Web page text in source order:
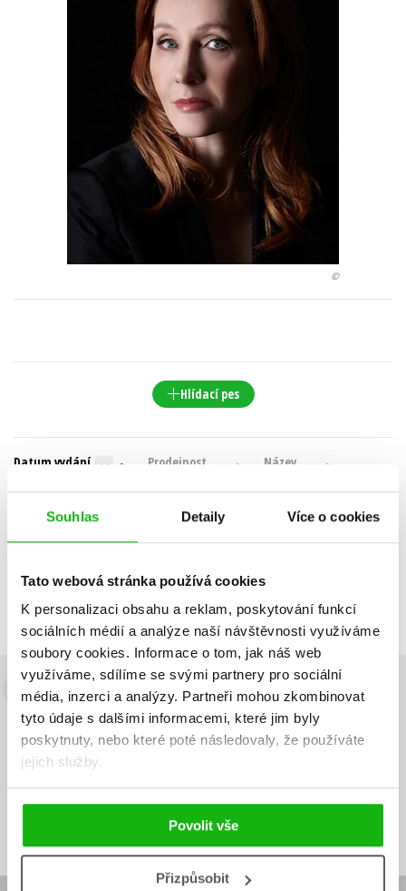
Souhlas Detaily Více o cookies
Tato webová stránka používá cookies
K personalizaci obsahu a reklam, poskytování funkcí
sociálních médií a analýze naší návštěvnosti využíváme
soubory cookies. Informace o tom, jak náš web
využíváme, sdílíme se svými partnery pro sociální
média, inzerci a analýzy. Partneři mohou zkombinovat
tyto údaje s dalšími informacemi, které jim byly
poskytnuty, nebo které poté následovaly, že používáte
jejich služby.
Povolit vše
Přizpůsobit
Zahraniční literatura
Všechny tituly
©
Hlídací pes
Datum vydání Prodejnost
Název
POUZE DOSTUPNÉ
Budete to vědět jako první!
Zajímá Vás, jaký knižní hit právě vychází, na jaké zboží je výhodná
sleva, jaká běží soutěž o ceny? Přihlášením k odběru našich e-
mailových novinek
Vaše e-
Vaše e-